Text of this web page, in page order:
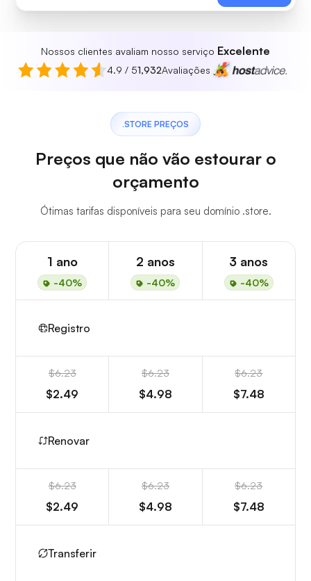
Nossos clientes avaliam nosso serviço Excelente
4.9 / 51,932Avaliações
.STORE PREÇOS
Preços que não vão estourar o
orçamento
Ótimas tarifas disponíveis para seu domínio .store.
1 ano
-40%
2 anos
-40%
3 anos
-40%
Registro
$6.23
$2.49
$6.23
$4.98
$6.23
$7.48
Renovar
$6.23
$2.49
$6.23
$4.98
$6.23
$7.48
Transferir